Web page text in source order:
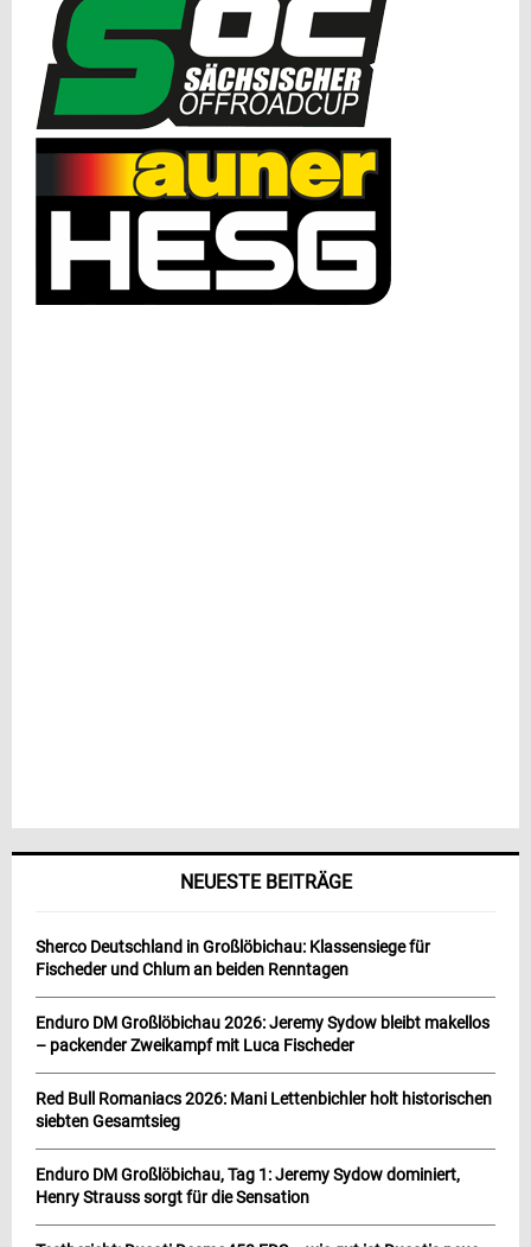
NEUESTE BEITRÄGE
Sherco Deutschland in Großlöbichau: Klassensiege für
Fischeder und Chlum an beiden Renntagen
Enduro DM Großlöbichau 2026: Jeremy Sydow bleibt makellos
– packender Zweikampf mit Luca Fischeder
Red Bull Romaniacs 2026: Mani Lettenbichler holt historischen
siebten Gesamtsieg
Enduro DM Großlöbichau, Tag 1: Jeremy Sydow dominiert,
Henry Strauss sorgt für die Sensation